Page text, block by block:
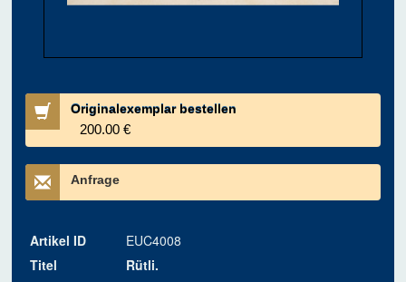
Originalexemplar bestellen
200.00 €
Anfrage
Artikel ID
EUC4008
Titel
Rütli.